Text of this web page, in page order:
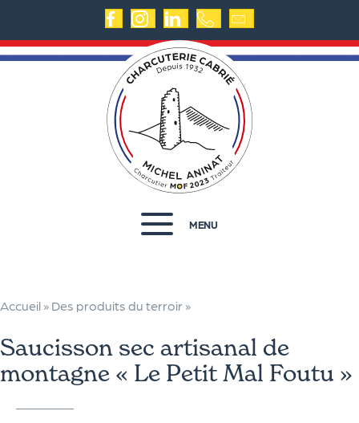
MENU
Accueil » Des produits du terroir »
Saucisson sec artisanal de
montagne « Le Petit Mal Foutu »